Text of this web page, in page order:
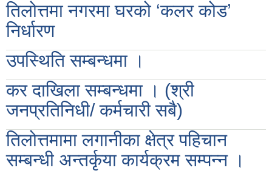
तिलोत्तमा नगरमा घरको ‘कलर कोड’
निर्धारण
उपस्थिति सम्बन्धमा ।
कर दाखिला सम्बन्धमा । (श्री
जनप्रतिनिधी/ कर्मचारी सबै)
तिलोत्तमामा लगानीका क्षेत्र पहिचान
सम्बन्धी अन्तर्कृया कार्यक्रम सम्पन्न ।